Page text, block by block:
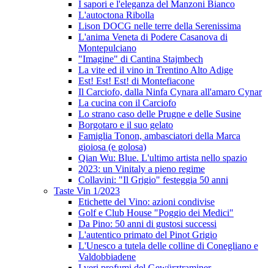
I sapori e l'eleganza del Manzoni Bianco
L'autoctona Ribolla
Lison DOCG nelle terre della Serenissima
L'anima Veneta di Podere Casanova di
Montepulciano
"Imagine" di Cantina Stajmbech
La vite ed il vino in Trentino Alto Adige
Est! Est! Est! di Montefiacone
Il Carciofo, dalla Ninfa Cynara all'amaro Cynar
La cucina con il Carciofo
Lo strano caso delle Prugne e delle Susine
Borgotaro e il suo gelato
Famiglia Tonon, ambasciatori della Marca
gioiosa (e golosa)
Qian Wu: Blue. L'ultimo artista nello spazio
2023: un Vinitaly a pieno regime
Collavini: "Il Grigio" festeggia 50 anni
Taste Vin 1/2023
Etichette del Vino: azioni condivise
Golf e Club House "Poggio dei Medici"
Da Pino: 50 anni di gustosi successi
L'autentico primato del Pinot Grigio
L'Unesco a tutela delle colline di Conegliano e
Valdobbiadene